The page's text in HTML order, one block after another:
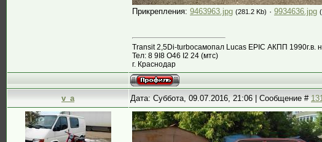
Прикрепления: 9463963.jpg (281.2 Kb) · 9934636.jpg
Transit 2,5Di-turboсамопал Lucas EPIC АКПП 1990г.в.
Тел: 8 9I8 О46 I2 24 (мтс)
г. Краснодар
v_a Дата: Суббота, 09.07.2016, 21:06 | Сообщение #